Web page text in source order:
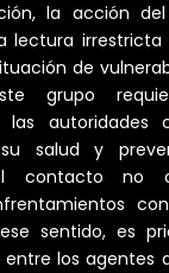
la acción
lectura irrestricta
de
grupo
autoridades
salud y
contacto no
sentido, es
los agentes